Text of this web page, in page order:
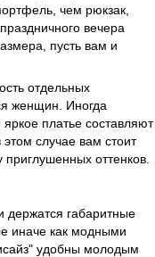
чем рюкзак,
вечера
пусть вам и
отдельных
женщин. Иногда
платье составляют
случае вам стоит
оттенков.
держатся габаритные
иначе как модными
удобны молодым